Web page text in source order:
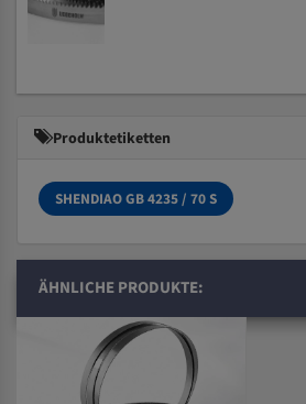
Produktetiketten
SHENDIAO GB 4235 / 70 S
ÄHNLICHE PRODUKTE: